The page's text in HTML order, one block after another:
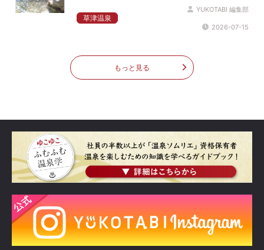
草津温泉
YUKOTABI 編集部
2026-07-15
もっと見る